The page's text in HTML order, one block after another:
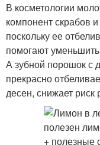
В косметологии
компонент скрабов
поскольку ее
помогают
А зубной порошок с
прекрасно
десен, снижает риск